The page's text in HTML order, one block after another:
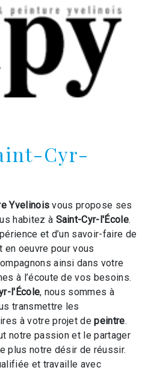
Cyr-
Yvelinois vous propose ses
habitez à Saint-Cyr-l'École.
et d’un savoir-faire de
oeuvre pour vous
ainsi dans votre
à l’écoute de vos besoins.
l'École, nous sommes à
transmettre les
à votre projet depeintre.
notre passion et le partager
plus notre désir de réussir.
et travaille avec